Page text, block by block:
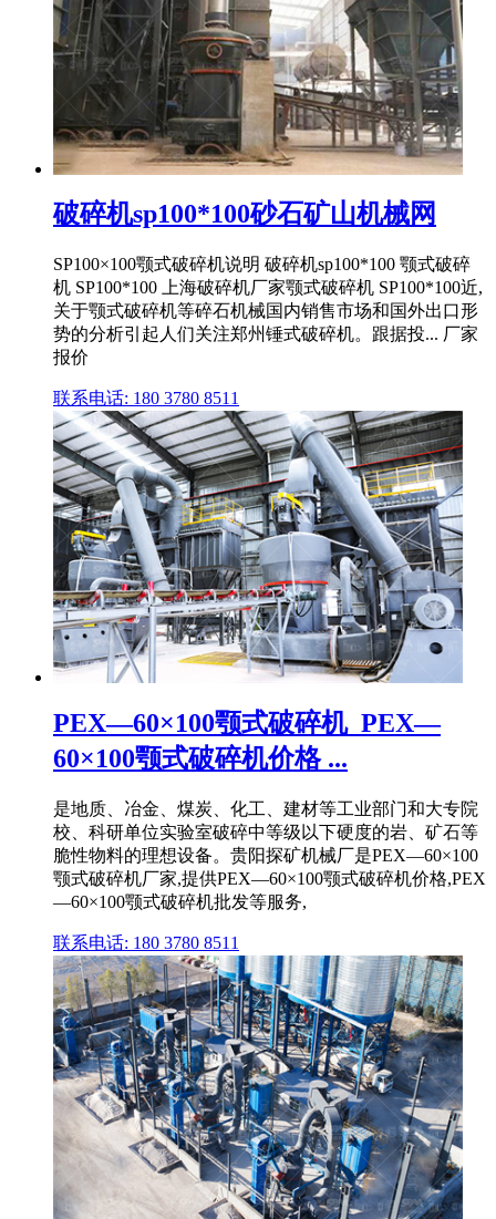
破碎机sp100*100砂石矿山机械网
SP100×100颚式破碎机说明 破碎机sp100*100 颚式破碎
机 SP100*100 上海破碎机厂家颚式破碎机 SP100*100近,
关于颚式破碎机等碎石机械国内销售市场和国外出口形
势的分析引起人们关注郑州锤式破碎机。跟据投... 厂家
报价
联系电话: 180 3780 8511
PEX—60×100颚式破碎机_PEX—
60×100颚式破碎机价格 ...
是地质、冶金、煤炭、化工、建材等工业部门和大专院
校、科研单位实验室破碎中等级以下硬度的岩、矿石等
脆性物料的理想设备。贵阳探矿机械厂是PEX—60×100
颚式破碎机厂家,提供PEX—60×100颚式破碎机价格,PEX
—60×100颚式破碎机批发等服务,
联系电话: 180 3780 8511